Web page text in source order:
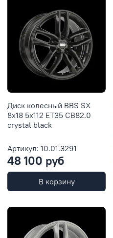
Диск колесный BBS SX
8x18 5x112 ET35 CB82.0
crystal black
Артикул: 10.01.3291
48 100 руб
В корзину